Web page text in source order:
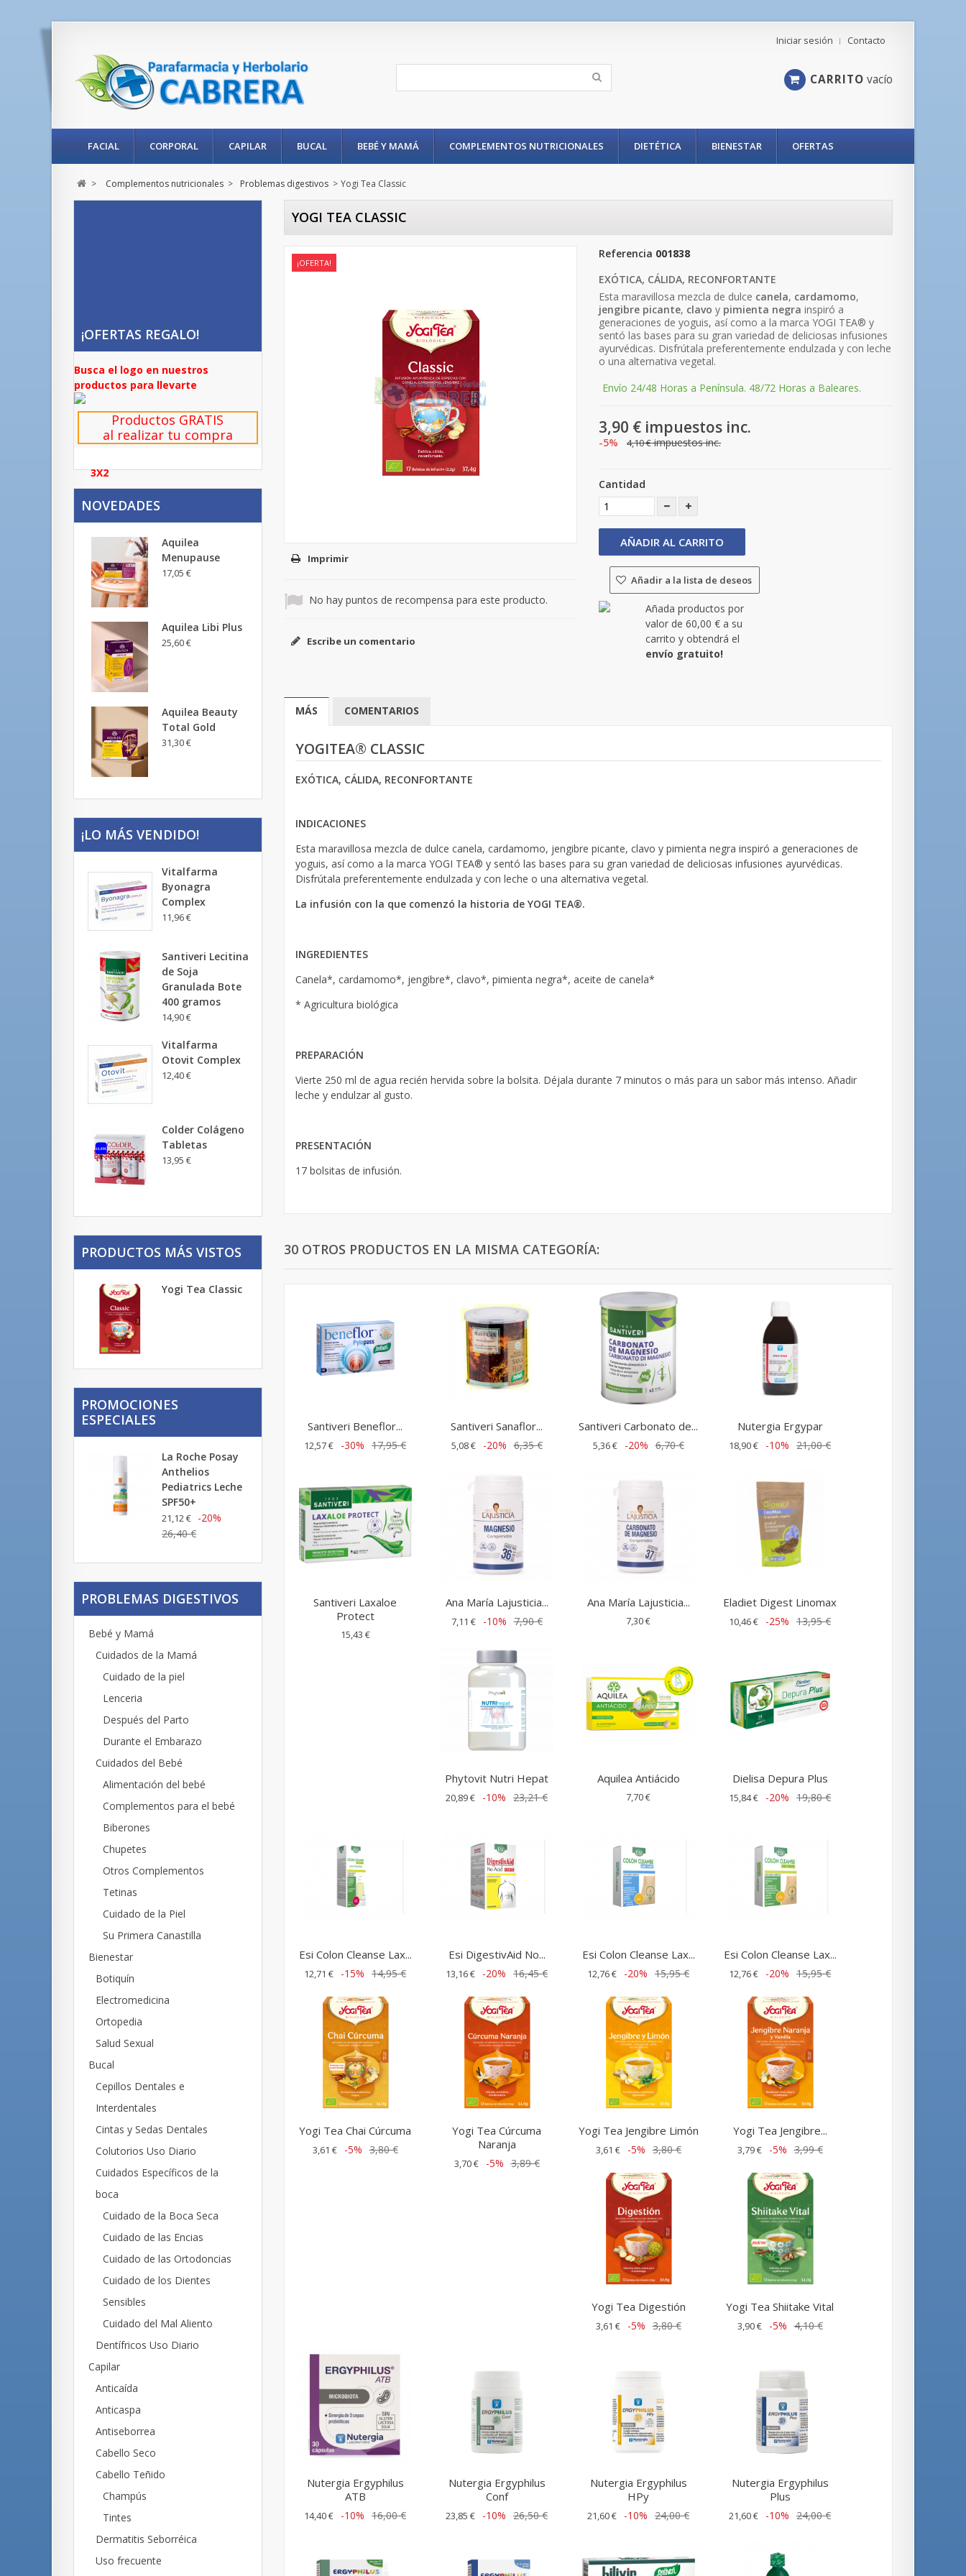
Contacto
Iniciar sesión
CARRITO vacío
FACIAL CORPORAL CAPILAR BUCAL BEBÉ Y MAMÁ COMPLEMENTOS NUTRICIONALES DIETÉTICA BIENESTAR OFERTAS
> Complementos nutricionales > Problemas digestivos > Yogi Tea Classic
¡OFERTAS REGALO!
Busca el logo en nuestros
productos para llevarte
Productos GRATIS
al realizar tu compra
3X2
NOVEDADES
Aquilea
Menupause
17,05 €
Aquilea Libi Plus
25,60 €
Aquilea Beauty
Total Gold
31,30 €
¡LO MÁS VENDIDO!
Vitalfarma
Byonagra
Complex
11,96 €
Santiveri Lecitina
de Soja
Granulada Bote
400 gramos
14,90 €
Vitalfarma
Otovit Complex
12,40 €
Colder Colágeno
Tabletas
13,95 €
PRODUCTOS MÁS VISTOS
Yogi Tea Classic
PROMOCIONES
ESPECIALES
La Roche Posay
Anthelios
Pediatrics Leche
SPF50+
21,12 € -20%
26,40 €
PROBLEMAS DIGESTIVOS
Bebé y Mamá
Cuidados de la Mamá
Cuidado de la piel
Lenceria
Después del Parto
Durante el Embarazo
Cuidados del Bebé
Alimentación del bebé
Complementos para el bebé
Biberones
Chupetes
Otros Complementos
Tetinas
Cuidado de la Piel
Su Primera Canastilla
Bienestar
Botiquín
Electromedicina
Ortopedia
Salud Sexual
Bucal
Cepillos Dentales e
Interdentales
Cintas y Sedas Dentales
Colutorios Uso Diario
Cuidados Específicos de la
boca
Cuidado de la Boca Seca
Cuidado de las Encias
Cuidado de las Ortodoncias
Cuidado de los Dientes
Sensibles
Cuidado del Mal Aliento
Dentífricos Uso Diario
Capilar
Anticaída
Anticaspa
Antiseborrea
Cabello Seco
Cabello Teñido
Champús
Tintes
Dermatitis Seborréica
Uso frecuente
YOGI TEA CLASSIC
¡OFERTA!
Imprimir
No hay puntos de recompensa para este producto.
Escribe un comentario
Referencia 001838
EXÓTICA, CÁLIDA, RECONFORTANTE
Esta maravillosa mezcla de dulce canela, cardamomo,
jengibre picante, clavo y pimienta negra inspiró a
generaciones de yoguis, así como a la marca YOGI TEA® y
sentó las bases para su gran variedad de deliciosas infusiones
ayurvédicas. Disfrútala preferentemente endulzada y con leche
o una alternativa vegetal.
Envío 24/48 Horas a Península. 48/72 Horas a Baleares.
3,90 € impuestos inc.
-5% 4,10 €impuestos inc.
Cantidad
AÑADIR AL CARRITO
Añadir a la lista de deseos
Añada productos por
valor de60,00 € a su
carrito y obtendrá el
envío gratuito!
MÁS COMENTARIOS
YOGITEA® CLASSIC
EXÓTICA, CÁLIDA, RECONFORTANTE
INDICACIONES
Esta maravillosa mezcla de dulce canela, cardamomo, jengibre picante, clavo y pimienta negra inspiró a generaciones de
yoguis, así como a la marca YOGI TEA® y sentó las bases para su gran variedad de deliciosas infusiones ayurvédicas.
Disfrútala preferentemente endulzada y con leche o una alternativa vegetal.
La infusión con la que comenzó la historia de YOGI TEA®.
INGREDIENTES
Canela*, cardamomo*, jengibre*, clavo*, pimienta negra*, aceite de canela*
* Agricultura biológica
PREPARACIÓN
Vierte 250 ml de agua recién hervida sobre la bolsita. Déjala durante 7 minutos o más para un sabor más intenso. Añadir
leche y endulzar al gusto.
PRESENTACIÓN
17 bolsitas de infusión.
30 OTROS PRODUCTOS EN LA MISMA CATEGORÍA:
Santiveri Beneflor...
12,57 € -30% 17,95 €
Santiveri Sanaflor...
5,08 € -20% 6,35 €
Santiveri Carbonato de...
5,36 € -20% 6,70 €
Nutergia Ergypar
18,90 € -10% 21,00 €
Santiveri Laxaloe
Protect
15,43 €
Ana María Lajusticia...
7,11 € -10% 7,90 €
Ana María Lajusticia...
7,30 €
Eladiet Digest Linomax
10,46 € -25% 13,95 €
Phytovit Nutri Hepat
20,89 € -10% 23,21 €
Aquilea Antiácido
7,70 €
Dielisa Depura Plus
15,84 € -20% 19,80 €
Esi Colon Cleanse Lax...
12,71 € -15% 14,95 €
Esi DigestivAid No...
13,16 € -20% 16,45 €
Esi Colon Cleanse Lax...
12,76 € -20% 15,95 €
Esi Colon Cleanse Lax...
12,76 € -20% 15,95 €
Yogi Tea Chai Cúrcuma
3,61 € -5% 3,80 €
Yogi Tea Cúrcuma
Naranja
3,70 € -5% 3,89 €
Yogi Tea Jengibre Limón
3,61 € -5% 3,80 €
Yogi Tea Jengibre...
3,79 € -5% 3,99 €
Yogi Tea Digestión
3,61 € -5% 3,80 €
Yogi Tea Shiitake Vital
3,90 € -5% 4,10 €
Nutergia Ergyphilus
ATB
14,40 € -10% 16,00 €
Nutergia Ergyphilus
Conf
23,85 € -10% 26,50 €
Nutergia Ergyphilus
HPy
21,60 € -10% 24,00 €
Nutergia Ergyphilus
Plus
21,60 € -10% 24,00 €